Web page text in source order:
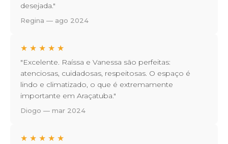
desejada."
Regina — ago 2024
★ ★ ★ ★ ★
"Excelente. Raíssa e Vanessa são perfeitas:
atenciosas, cuidadosas, respeitosas. O espaço é
lindo e climatizado, o que é extremamente
importante em Araçatuba."
Diogo — mar 2024
★ ★ ★ ★ ★